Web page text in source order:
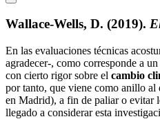
Wallace-Wells, D. (2019).
En las evaluaciones técnicas
agradecer-, como corresponde a
con cierto rigor sobre el cambio
por tanto, que viene como anillo al
en Madrid), a fin de paliar o evitar
llegado a considerar esta